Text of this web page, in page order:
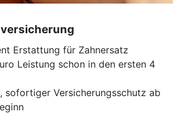
Erstattung für Zahnersatz
Leistung schon in den ersten 4
sofortiger Versicherungsschutz ab